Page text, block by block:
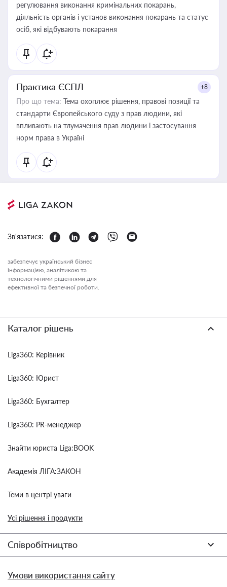
регулювання виконання кримінальних покарань,
діяльність органів і установ виконання покарань та статус
осіб, які відбувають покарання
Практика ЄСПЛ +8
Про що тема: Тема охоплює рішення, правові позиції та
стандарти Європейського суду з прав людини, які
впливають на тлумачення прав людини і застосування
норм права в Україні
Зв'язатися:
забезпечує український бізнес
інформацією, аналітикою та
технологічними рішеннями для
ефективної та безпечної роботи.
Каталог рішень
Liga360: Керівник
Liga360: Юрист
Liga360: Бухгалтер
Liga360: PR-менеджер
Знайти юриста Liga:BOOK
Академія ЛІГА:ЗАКОН
Теми в центрі уваги
Усі рішення і продукти
Співробітництво
Умови використання сайту